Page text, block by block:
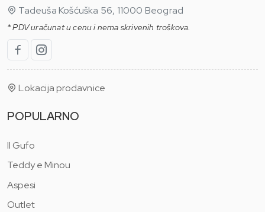
Tadeuša Košćuška 56, 11000 Beograd
* PDV uračunat u cenu i nema skrivenih troškova.
Lokacija prodavnice
POPULARNO
Il Gufo
Teddy e Minou
Aspesi
Outlet